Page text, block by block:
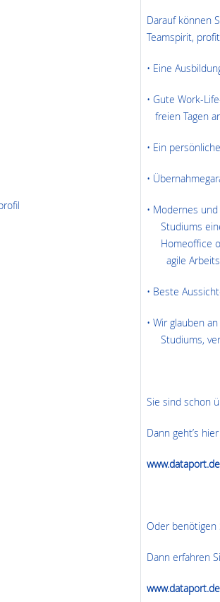
Darauf können
Teamspirit,
• Eine
• Gute Work-
freien Tagen
• Ein
•
• Modernes
Studiums
Homeoffice
agile
• Beste
• Wir
Studiums,
Sie sind schon
Dann geht’s
Oder benötigen
Dann erfahren